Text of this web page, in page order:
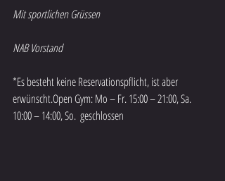
Mit sportlichen Grüssen
NAB Vorstand
*Es besteht keine Reservationspflicht, ist aber
erwünscht.Open Gym: Mo – Fr. 15:00 – 21:00, Sa.
10:00 – 14:00, So.  geschlossen